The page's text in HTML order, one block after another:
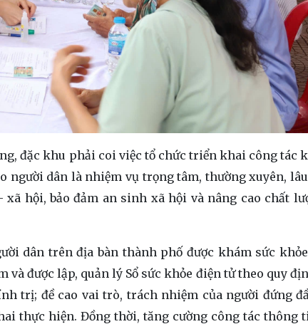
đặc khu phải coi việc tổ chức triển khai công tác
dân là nhiệm vụ trọng tâm, thường xuyên,
hội, bảo đảm an sinh xã hội và nâng cao chất
dân trên địa bàn thành phố được khám sức
được lập, quản lý Sổ sức khỏe điện tử theo quy
trị; đề cao vai trò, trách nhiệm của người đứng
thực hiện. Đồng thời, tăng cường công tác thông